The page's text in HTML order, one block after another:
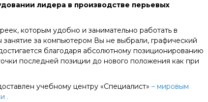
лидера в производстве перьевых
которым удобно и занимательно работать в
за компьютером Вы не выбрали, графический
благодаря абсолютному позиционированию
последней позиции до нового положения как при
учебному центру «Специалист» – мировым
и .